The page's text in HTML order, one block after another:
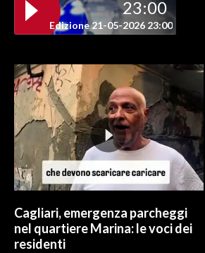
INFO AZIENDE
ANNUNCI
NECROLOGI
PUBBLICITÀ
SPIAGGE
STORE
23:00
Edizione 21-05-2026 23:00
Cagliari, emergenza parcheggi
nel quartiere Marina: le voci dei
residenti